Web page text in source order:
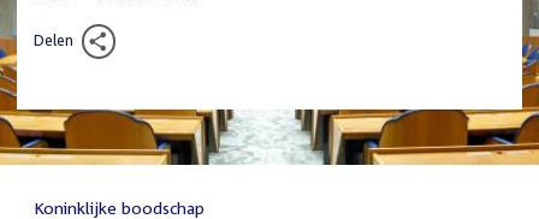
Delen
Koninklijke boodschap